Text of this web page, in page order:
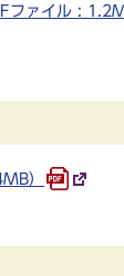
ファイル :
）